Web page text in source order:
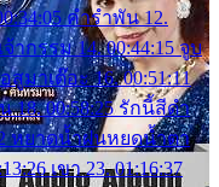
คำรำพัน 12.
ากรรม 14. 00:44:15 จูบ
สูมาเต๊อะ 16. 00:51:11
18. 00:58:25 รักนี้สีดำ
หยาดน้ำฝนหยดน้ำตา
เขา 23. 01:16:37